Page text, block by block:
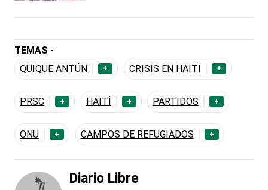
TEMAS -
QUIQUE ANTÚN
+ CRISIS EN HAITÍ +
PRSC + HAITÍ + PARTIDOS +
ONU + CAMPOS DE REFUGIADOS +
Diario Libre